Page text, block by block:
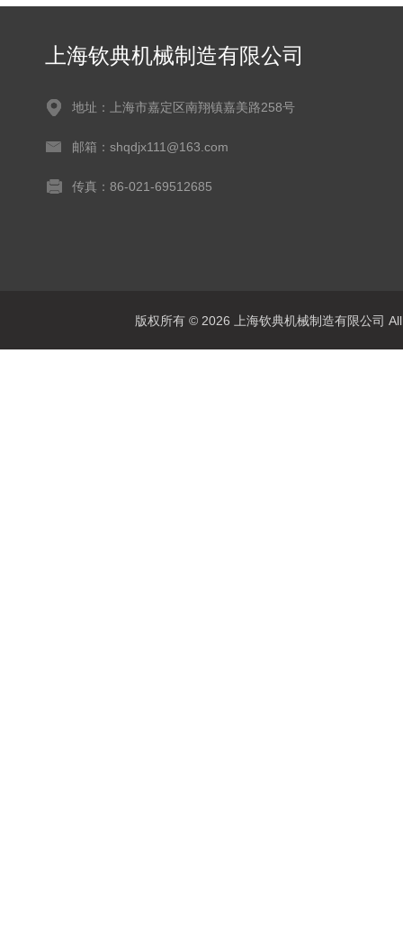
上海钦典机械制造有限公司
地址：上海市嘉定区南翔镇嘉美路258号
邮箱：shqdjx111@163.com
传真：86-021-69512685
版权所有 © 2026 上海钦典机械制造有限公